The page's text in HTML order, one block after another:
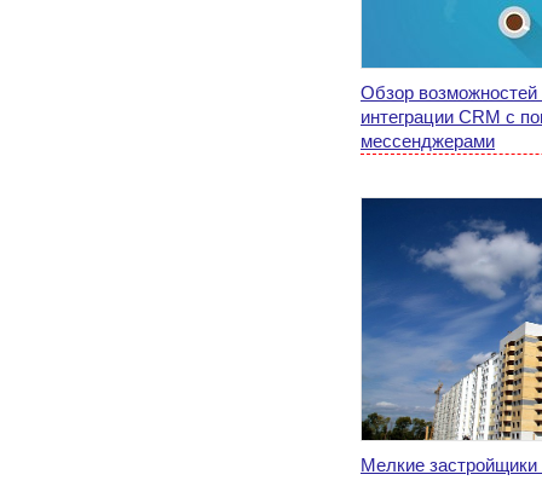
Обзор
интеграции CRM с
мессенджерами
Мелкие